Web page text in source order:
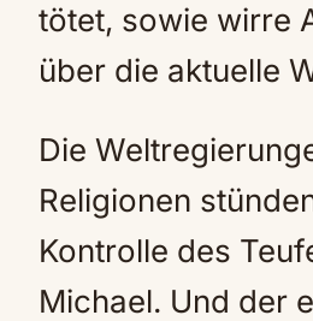
tötet, sowie wirre
über die aktuelle
Die
Religionen
Kontrolle des
Michael. Und der